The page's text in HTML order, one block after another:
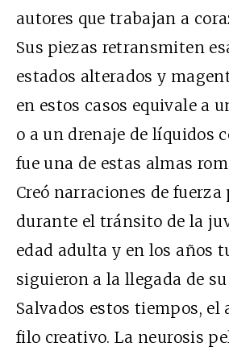
autores que trabajan a
Sus piezas retransmiten
estados alterados y
en estos casos equivale a
o a un drenaje de líquidos
fue una de estas almas
Creó narraciones de fuerza
durante el tránsito de la
edad adulta y en los años
siguieron a la llegada de
Salvados estos tiempos, el
filo creativo. La neurosis